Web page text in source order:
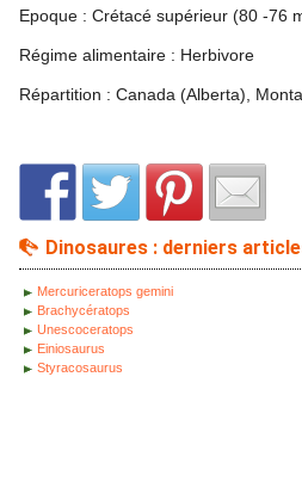
Epoque : Crétacé supérieur (80 -76
Régime alimentaire : Herbivore
Répartition : Canada (Alberta),
Dinosaures : derniers
Mercuriceratops gemini
Brachycératops
Unescoceratops
Einiosaurus
Styracosaurus